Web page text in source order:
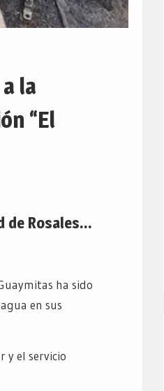
la
“El
de Rosales…
ha sido
en sus
y el servicio